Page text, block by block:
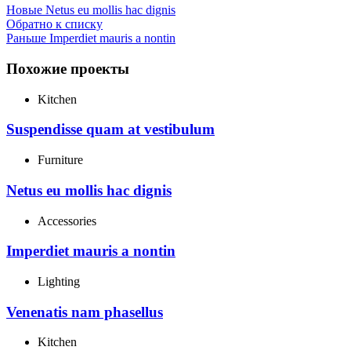
Новые Netus eu mollis hac dignis
Обратно к списку
Раньше Imperdiet mauris a nontin
Похожие проекты
Kitchen
Suspendisse quam at vestibulum
Furniture
Netus eu mollis hac dignis
Accessories
Imperdiet mauris a nontin
Lighting
Venenatis nam phasellus
Kitchen